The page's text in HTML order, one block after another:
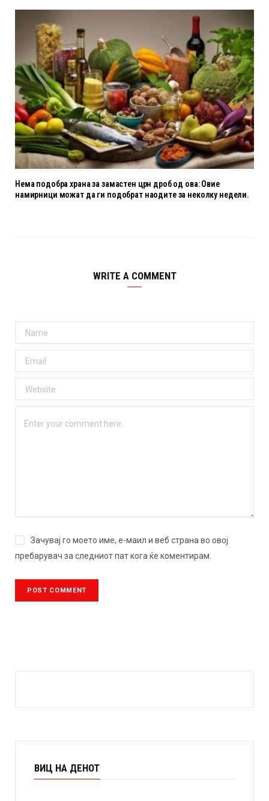
Нема подобра храна за замастен црн дроб од ова: Овие
намирници можат да ги подобрат наодите за неколку недели.
WRITE A COMMENT
Зачувај го моето име, е-маил и веб страна во овој
пребарувач за следниот пат кога ќе коментирам.
ВИЦ НА ДЕНОТ